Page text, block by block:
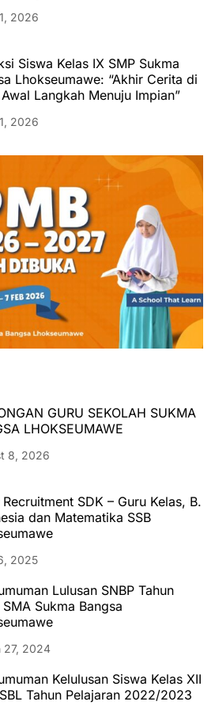
2026
Siswa Kelas IX SMP Sukma
Lhokseumawe: “Akhir Cerita di
Awal Langkah Menuju Impian”
2026
GURU SEKOLAH SUKMA
LHOKSEUMAWE
8, 2026
Recruitment SDK – Guru Kelas, B.
dan Matematika SSB
2025
Lulusan SNBP Tahun
Sukma Bangsa
27, 2024
Kelulusan Siswa Kelas XII
Tahun Pelajaran 2022/2023